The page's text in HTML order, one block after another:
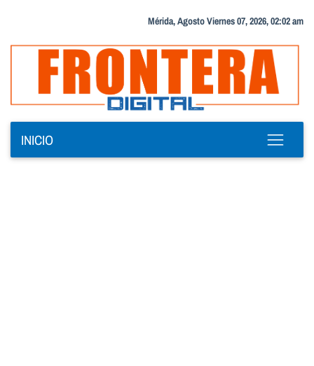
Mérida, Agosto Viernes 07, 2026, 02:02 am
INICIO